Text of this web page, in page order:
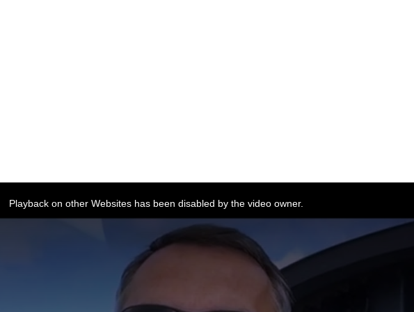
Playback on other Websites has been disabled by the video owner.